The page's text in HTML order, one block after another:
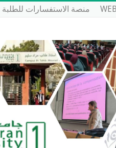
منصة الاستفسارات للطلبة